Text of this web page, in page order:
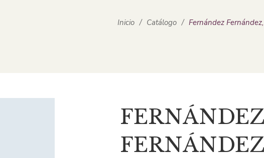
Inicio / Catálogo / Fernández
FERNÁNDEZ